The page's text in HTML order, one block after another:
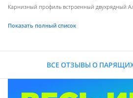
Карнизный профиль встроенный двухрядный
Показать полный список
ВСЕ ОТЗЫВЫ О